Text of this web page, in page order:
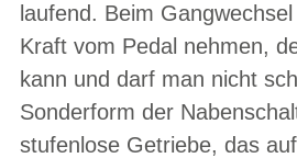
laufend. Beim
Kraft vom Pedal nehmen,
kann und darf man nicht
Sonderform der
stufenlose Getriebe, das